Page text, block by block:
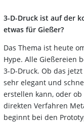
3-D-Druck ist auf der
etwas für Gießer?
Das Thema ist heute
Hype. Alle Gießereien
3-D-Druck. Ob das
sehr elegant und
erstellen kann, oder
direkten Verfahren
beginnt bei den